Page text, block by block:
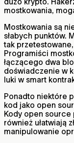
mostkowania,
Mostkowania są
słabych punktów.
tak
Programiści
łączącego dwa
doświadczenie w
luki w smart
Ponadto niektóre
kod jako open
Kody open source
również ułatwiają
manipulowanie